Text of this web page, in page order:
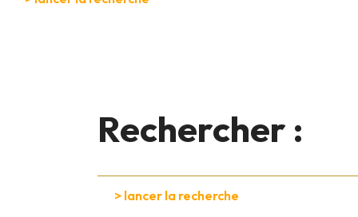
Rechercher :